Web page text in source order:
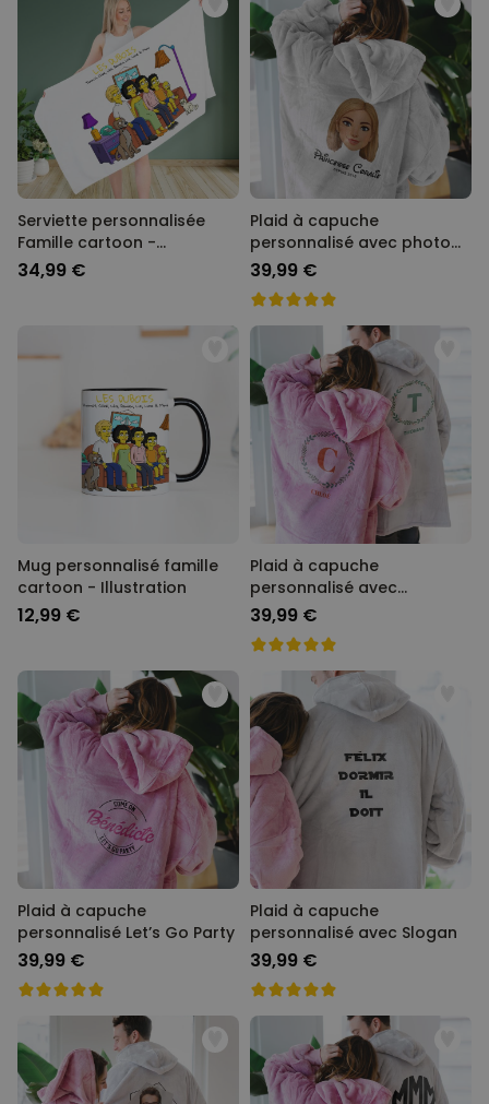
Serviette personnalisée
Famille cartoon -
Illustration
34,99 €
Plaid à capuche
personnalisé avec photo
Cartoon
39,99 €
Mug personnalisé famille
cartoon - Illustration
12,99 €
Plaid à capuche
personnalisé avec
Monogramme de Noël
39,99 €
Plaid à capuche
personnalisé Let’s Go Party
39,99 €
Plaid à capuche
personnalisé avec Slogan
39,99 €